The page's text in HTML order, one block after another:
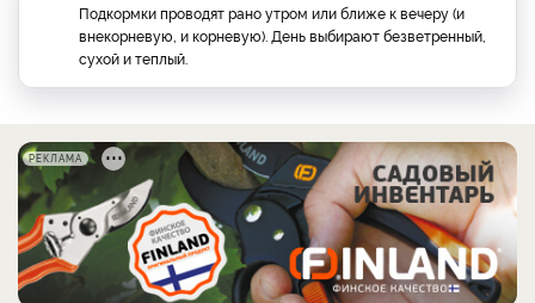
Подкормки проводят рано утром или ближе к вечеру (и
внекорневую, и корневую). День выбирают безветренный,
сухой и теплый.
РЕКЛАМА